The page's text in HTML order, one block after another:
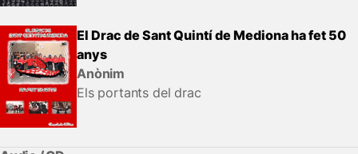
El Drac de Sant Quintí de Mediona ha fet 50
anys
Anònim
Els portants del drac